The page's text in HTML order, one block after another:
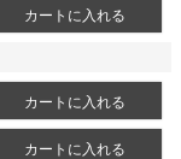
カートに入れる
カートに入れる
カートに入れる